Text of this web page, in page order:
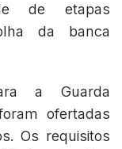
de etapas
da banca
a Guarda
ofertadas
Os requisitos